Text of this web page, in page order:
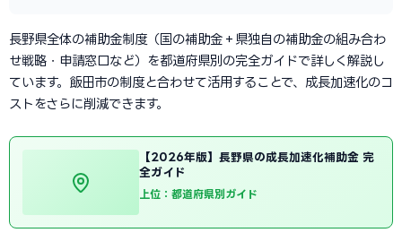
長野県全体の補助金制度（国の補助金＋県独自の補助金の組み合わ
せ戦略・申請窓口など）を都道府県別の完全ガイドで詳しく解説し
ています。飯田市の制度と合わせて活用することで、成長加速化のコ
ストをさらに削減できます。
【2026年版】長野県の成長加速化補助金 完
全ガイド
上位：都道府県別ガイド